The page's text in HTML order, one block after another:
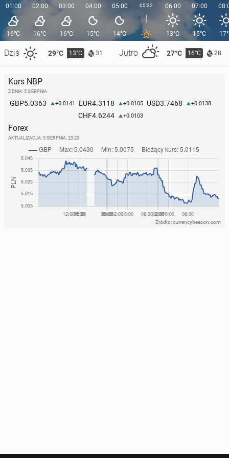
01:00
16°C
Dziś 29°C 13°C 31 Jutro 27°C 16°C 28
02:00
16°C
03:00
16°C
04:00
15°C
05:00
14°C
05:32 06:00
13°C
07:00
15°C
Kurs NBP
Z DNIA: 5 SIERPNIA
GBP5.0363 +0.0141 EUR4.3118 +0.0105 USD3.7468 +0.0138
CHF4.6244 +0.0103
Forex
AKTUALIZACJA: 5 SIERPNIA, 23:20
Źródło: currencybeacon.com